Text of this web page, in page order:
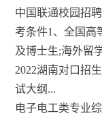
中国联通校园招
考条件1、全国高
及博士生;海外留
2022湖南对口招
试大纲...
电子电工类专业